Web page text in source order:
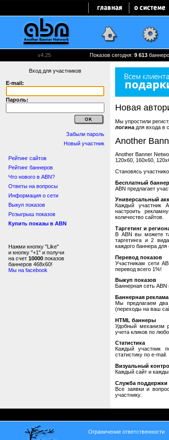
v4.25 Показов сегодня: 9 613
Вход для участников
E-mail:
Пароль:
Забыли пароль
Новый участник
Рейтинг сайтов
Рейтинг баннеров
Что нового в ABN?
Ответы на вопросы
Информация о сети
Выкуп показов
Розыгрыш показов
Купить показы в ABN
Нажми кнопку "Like"
и кнопку "+1" и получи
на счет 10000 показов
баннеров 468x60!
Мы на facebook
Новая
Мы упростили
логина для входа в
Another
Another Banner
120x60, 160x60,
Становясь
Бесплатный
ABN предлагает
Универсальный
Каждый участник
настроить
количество сайтов.
Таргетинг и
В ABN вы можете
таргетинга и 2
каждого баннера для
Перевод показов
Участникам сети
перевод всего 1%!
Выкуп показов
Баннерная сеть ABN
Баннерная реклама
Мы предлагаем два
(переходы на ваш
HTML баннеры
Удобный механизм
учета кликов по
Статистика
Каждый участник
статистику по e-mail.
Визуальный
Каждый сайт и
Служба поддержки
Все заявки и
участнику.
Ограничение ответственности